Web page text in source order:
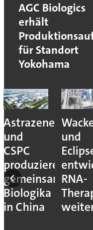
AGC Biologics
erhält
für Standort
Yokohama
Astrazeneca
und
CSPC
produzieren
gemeinsam
Biologika
in China
und
RNA-